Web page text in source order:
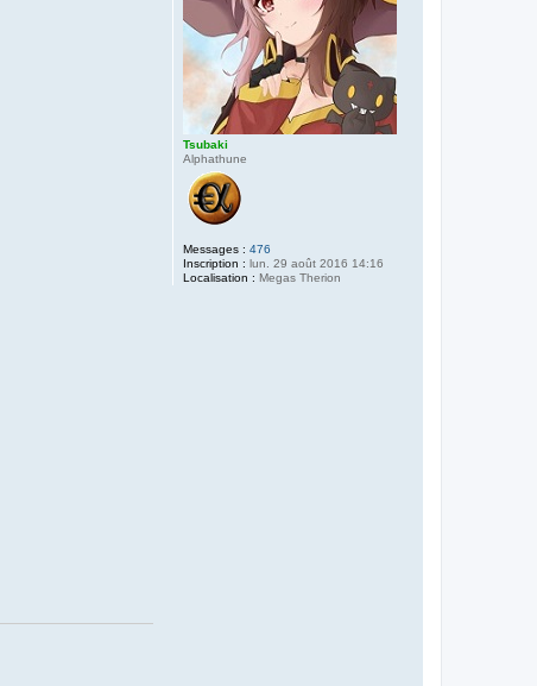
Tsubaki
Alphathune
Messages : 476
Inscription : lun. 29 août 2016 14:16
Localisation : Megas Therion